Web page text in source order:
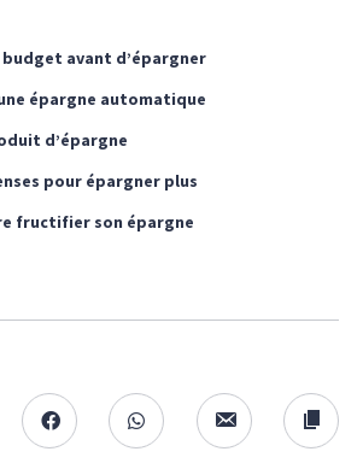
avant d’épargner
épargne automatique
d’épargne
pour épargner plus
fructifier son épargne